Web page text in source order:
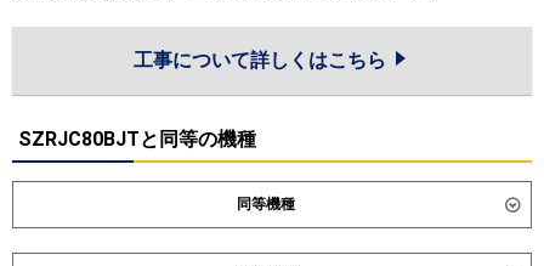
工事について詳しくはこちら
SZRJC80BJTと同等の機種
同等機種
ダイキン SZRC80CNT SZRC80CT